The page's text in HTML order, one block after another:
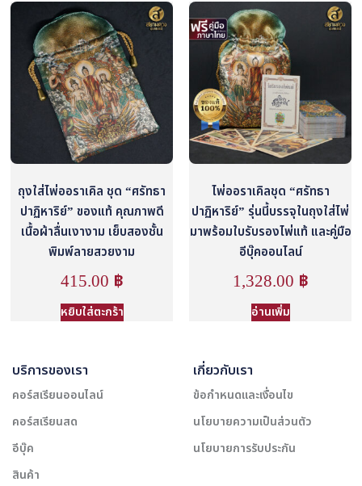
ถุงใส่ไพ่ออราเคิล ชุด “ศรัทธา
ปาฏิหาริย์” ของแท้ คุณภาพดี
เนื้อผ้าลื่นเงางาม เย็บสองชั้น
พิมพ์ลายสวยงาม
415.00 ฿
หยิบใส่ตะกร้า
ไพ่ออราเคิลชุด “ศรัทธา
ปาฏิหาริย์” รุ่นนี้บรรจุในถุงใส่ไพ่
มาพร้อมใบรับรองไพ่แท้ และคู่มือ
อีบุ๊คออนไลน์
1,328.00 ฿
อ่านเพิ่ม
บริการของเรา
คอร์สเรียนออนไลน์
คอร์สเรียนสด
อีบุ๊ค
สินค้า
เกี่ยวกับเรา
ข้อกำหนดและเงื่อนไข
นโยบายความเป็นส่วนตัว
นโยบายการรับประกัน